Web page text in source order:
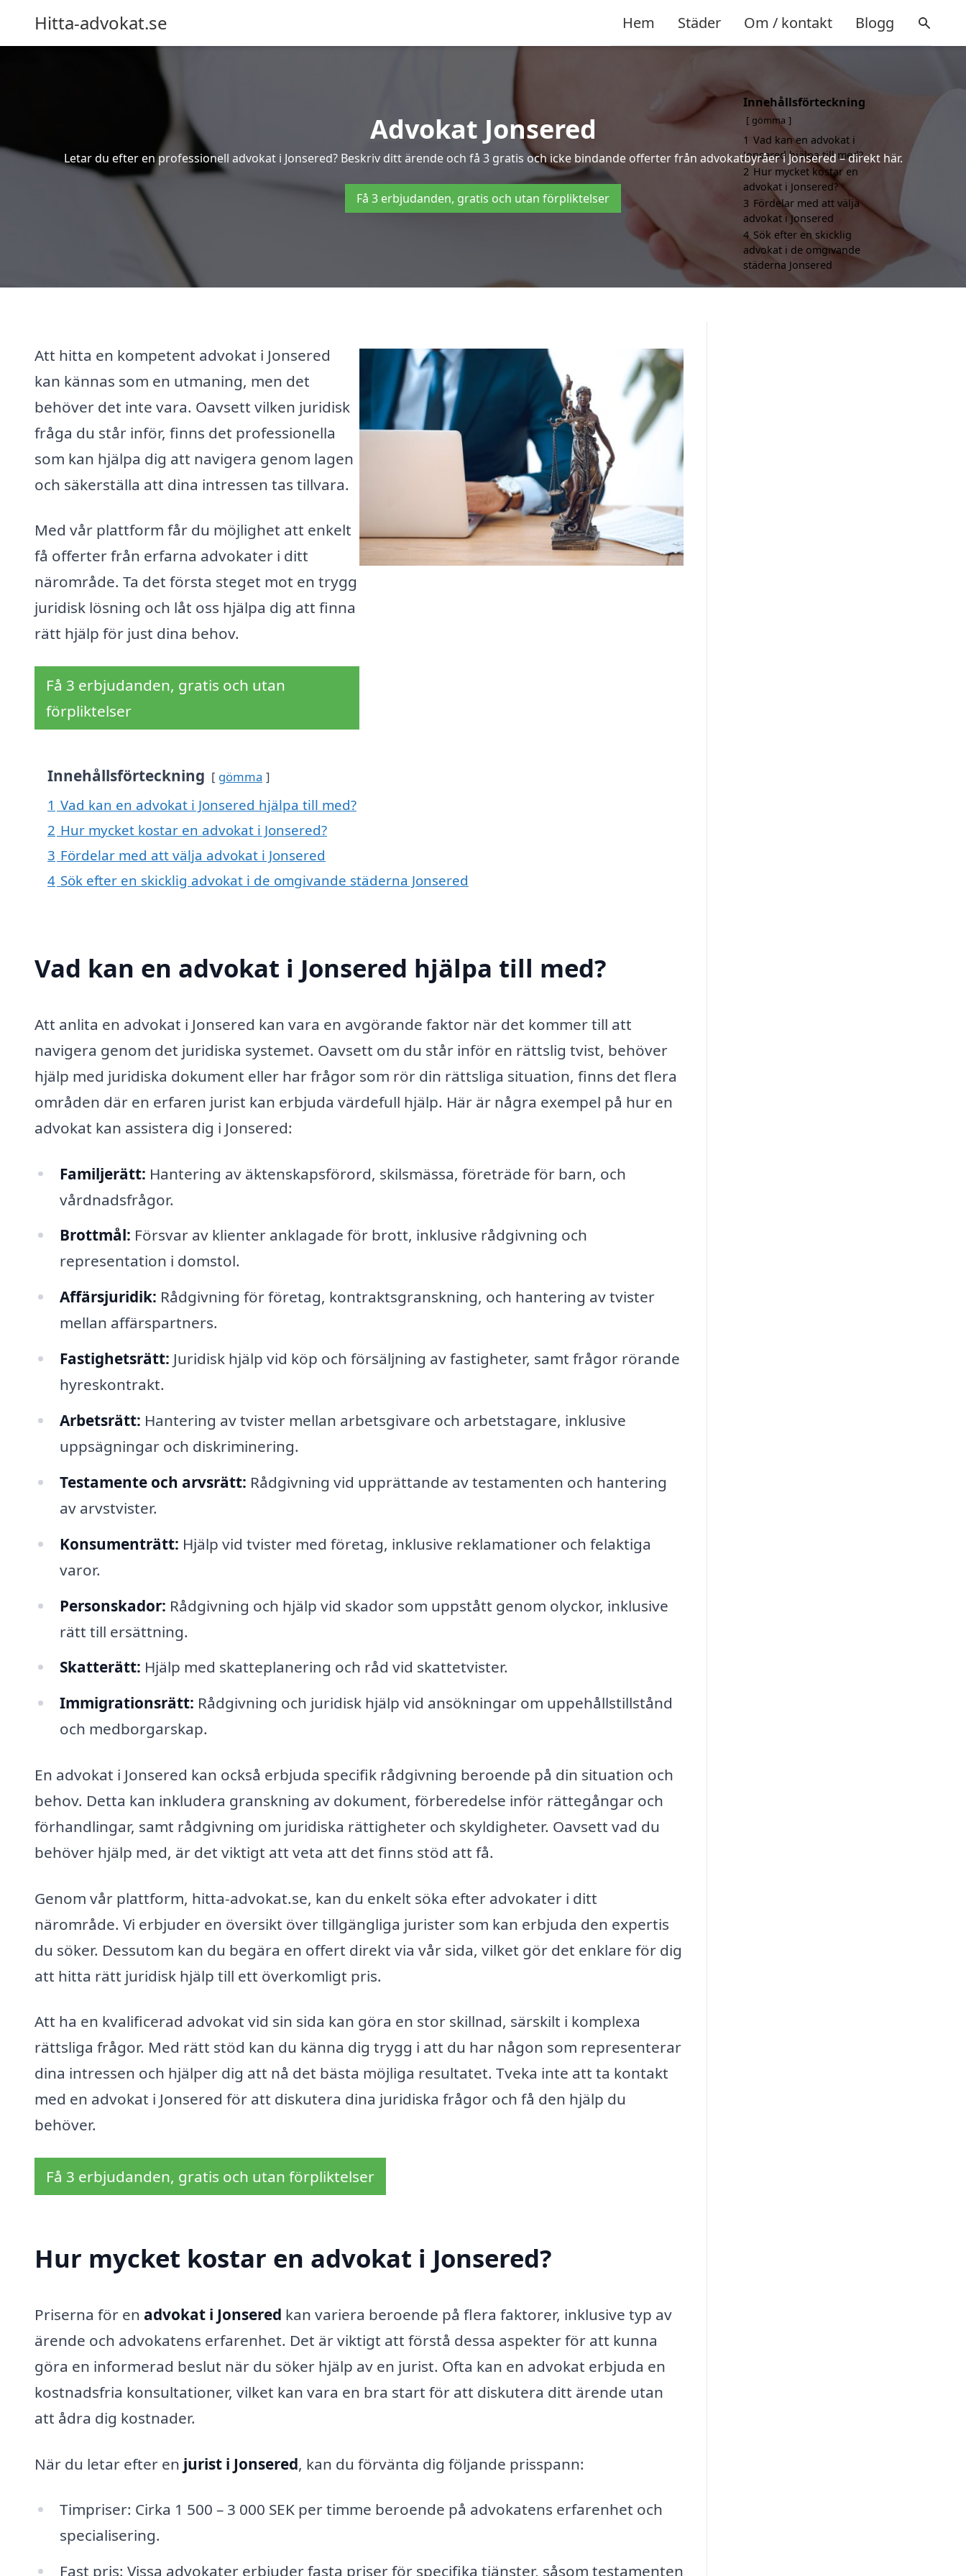
Hitta-advokat.se Hem Städer Om / kontakt Blogg
Advokat Jonsered
Letar du efter en professionell advokat i Jonsered? Beskriv ditt ärende och få 3 gratis och icke bindande offerter från advokatbyråer i Jonsered – direkt här.
Få 3 erbjudanden, gratis och utan förpliktelser
Att hitta en kompetent advokat i Jonsered
kan kännas som en utmaning, men det
behöver det inte vara. Oavsett vilken juridisk
fråga du står inför, finns det professionella
som kan hjälpa dig att navigera genom lagen
och säkerställa att dina intressen tas tillvara.
Med vår plattform får du möjlighet att enkelt
få offerter från erfarna advokater i ditt
närområde. Ta det första steget mot en trygg
juridisk lösning och låt oss hjälpa dig att finna
rätt hjälp för just dina behov.
Få 3 erbjudanden, gratis och utan
förpliktelser
Innehållsförteckning gömma
1 Vad kan en advokat i Jonsered hjälpa till med?
2 Hur mycket kostar en advokat i Jonsered?
3 Fördelar med att välja advokat i Jonsered
4 Sök efter en skicklig advokat i de omgivande städerna Jonsered
Vad kan en advokat i Jonsered hjälpa till med?
Att anlita en advokat i Jonsered kan vara en avgörande faktor när det kommer till att
navigera genom det juridiska systemet. Oavsett om du står inför en rättslig tvist, behöver
hjälp med juridiska dokument eller har frågor som rör din rättsliga situation, finns det flera
områden där en erfaren jurist kan erbjuda värdefull hjälp. Här är några exempel på hur en
advokat kan assistera dig i Jonsered:
Familjerätt: Hantering av äktenskapsförord, skilsmässa, företräde för barn, och
vårdnadsfrågor.
Brottmål: Försvar av klienter anklagade för brott, inklusive rådgivning och
representation i domstol.
Affärsjuridik: Rådgivning för företag, kontraktsgranskning, och hantering av tvister
mellan affärspartners.
Fastighetsrätt: Juridisk hjälp vid köp och försäljning av fastigheter, samt frågor rörande
hyreskontrakt.
Arbetsrätt: Hantering av tvister mellan arbetsgivare och arbetstagare, inklusive
uppsägningar och diskriminering.
Testamente och arvsrätt: Rådgivning vid upprättande av testamenten och hantering
av arvstvister.
Konsumenträtt: Hjälp vid tvister med företag, inklusive reklamationer och felaktiga
varor.
Personskador: Rådgivning och hjälp vid skador som uppstått genom olyckor, inklusive
rätt till ersättning.
Skatterätt: Hjälp med skatteplanering och råd vid skattetvister.
Immigrationsrätt: Rådgivning och juridisk hjälp vid ansökningar om uppehållstillstånd
och medborgarskap.
En advokat i Jonsered kan också erbjuda specifik rådgivning beroende på din situation och
behov. Detta kan inkludera granskning av dokument, förberedelse inför rättegångar och
förhandlingar, samt rådgivning om juridiska rättigheter och skyldigheter. Oavsett vad du
behöver hjälp med, är det viktigt att veta att det finns stöd att få.
Genom vår plattform, hitta-advokat.se, kan du enkelt söka efter advokater i ditt
närområde. Vi erbjuder en översikt över tillgängliga jurister som kan erbjuda den expertis
du söker. Dessutom kan du begära en offert direkt via vår sida, vilket gör det enklare för dig
att hitta rätt juridisk hjälp till ett överkomligt pris.
Att ha en kvalificerad advokat vid sin sida kan göra en stor skillnad, särskilt i komplexa
rättsliga frågor. Med rätt stöd kan du känna dig trygg i att du har någon som representerar
dina intressen och hjälper dig att nå det bästa möjliga resultatet. Tveka inte att ta kontakt
med en advokat i Jonsered för att diskutera dina juridiska frågor och få den hjälp du
behöver.
Få 3 erbjudanden, gratis och utan förpliktelser
Hur mycket kostar en advokat i Jonsered?
Priserna för en advokat i Jonsered kan variera beroende på flera faktorer, inklusive typ av
ärende och advokatens erfarenhet. Det är viktigt att förstå dessa aspekter för att kunna
göra en informerad beslut när du söker hjälp av en jurist. Ofta kan en advokat erbjuda en
kostnadsfria konsultationer, vilket kan vara en bra start för att diskutera ditt ärende utan
att ådra dig kostnader.
När du letar efter en jurist i Jonsered, kan du förvänta dig följande prisspann:
Timpriser: Cirka 1 500 – 3 000 SEK per timme beroende på advokatens erfarenhet och
specialisering.
Fast pris: Vissa advokater erbjuder fasta priser för specifika tjänster, såsom testamenten
Innehållsförteckning
gömma
1 Vad kan en advokat i
Jonsered hjälpa till med?
2 Hur mycket kostar en
advokat i Jonsered?
3 Fördelar med att välja
advokat i Jonsered
4 Sök efter en skicklig
advokat i de omgivande
städerna Jonsered